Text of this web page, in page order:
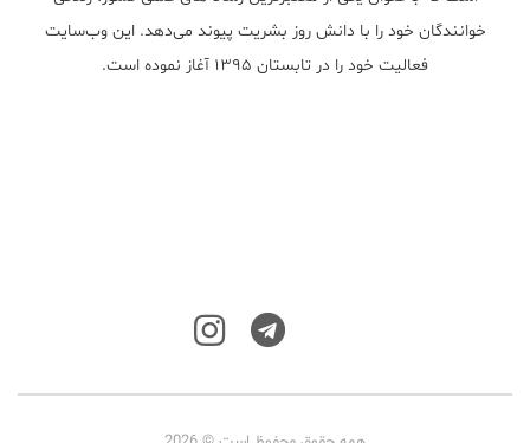
خوانندگان خود را با دانش روز بشریت پیوند می‌دهد. این وب‌سایت
فعالیت خود را در تابستان ۱۳۹۵ آغاز نموده است.